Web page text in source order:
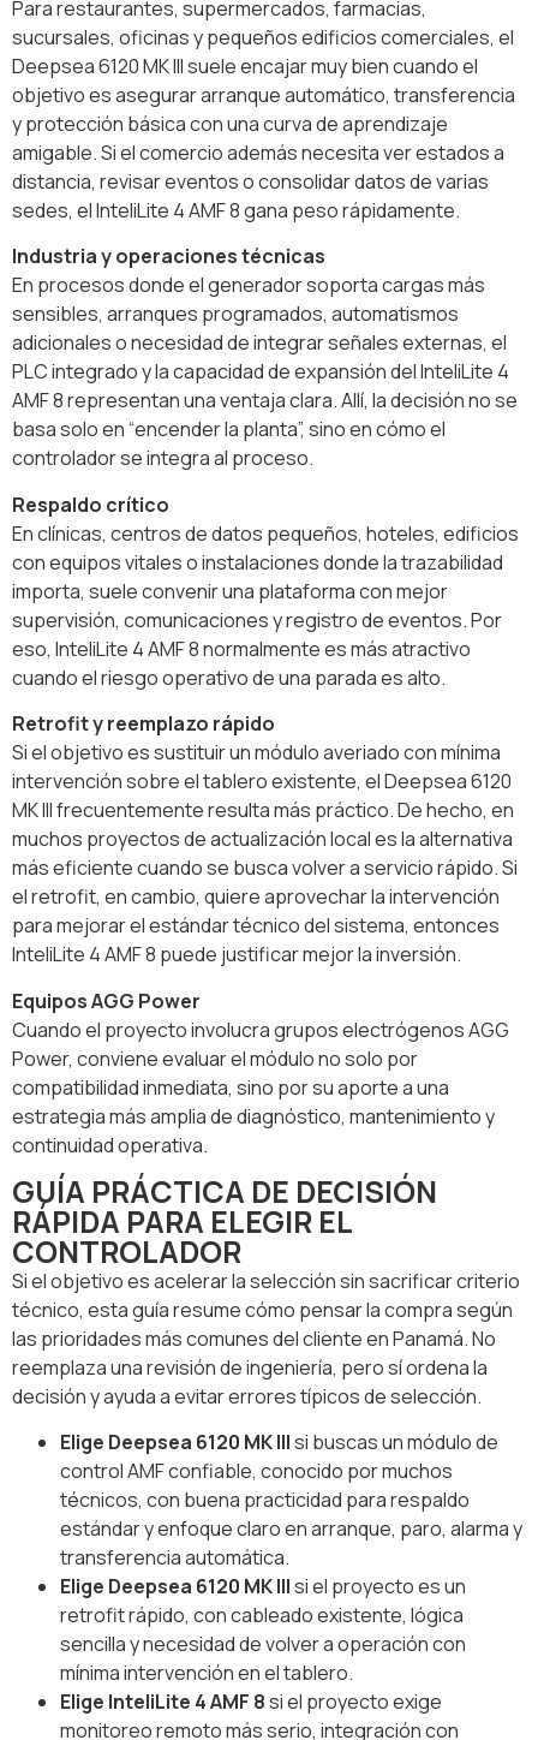
Para restaurantes, supermercados, farmacias,
sucursales, oficinas y pequeños edificios comerciales, el
Deepsea 6120 MK III suele encajar muy bien cuando el
objetivo es asegurar arranque automático, transferencia
y protección básica con una curva de aprendizaje
amigable. Si el comercio además necesita ver estados a
distancia, revisar eventos o consolidar datos de varias
sedes, el InteliLite 4 AMF 8 gana peso rápidamente.
Industria y operaciones técnicas
En procesos donde el generador soporta cargas más
sensibles, arranques programados, automatismos
adicionales o necesidad de integrar señales externas, el
PLC integrado y la capacidad de expansión del InteliLite 4
AMF 8 representan una ventaja clara. Allí, la decisión no se
basa solo en “encender la planta”, sino en cómo el
controlador se integra al proceso.
Respaldo crítico
En clínicas, centros de datos pequeños, hoteles, edificios
con equipos vitales o instalaciones donde la trazabilidad
importa, suele convenir una plataforma con mejor
supervisión, comunicaciones y registro de eventos. Por
eso, InteliLite 4 AMF 8 normalmente es más atractivo
cuando el riesgo operativo de una parada es alto.
Retrofit y reemplazo rápido
Si el objetivo es sustituir un módulo averiado con mínima
intervención sobre el tablero existente, el Deepsea 6120
MK III frecuentemente resulta más práctico. De hecho, en
muchos proyectos de actualización local es la alternativa
más eficiente cuando se busca volver a servicio rápido. Si
el retrofit, en cambio, quiere aprovechar la intervención
para mejorar el estándar técnico del sistema, entonces
InteliLite 4 AMF 8 puede justificar mejor la inversión.
Equipos AGG Power
Cuando el proyecto involucra grupos electrógenos AGG
Power, conviene evaluar el módulo no solo por
compatibilidad inmediata, sino por su aporte a una
estrategia más amplia de diagnóstico, mantenimiento y
continuidad operativa.
GUÍA PRÁCTICA DE DECISIÓN
RÁPIDA PARA ELEGIR EL
CONTROLADOR
Si el objetivo es acelerar la selección sin sacrificar criterio
técnico, esta guía resume cómo pensar la compra según
las prioridades más comunes del cliente en Panamá. No
reemplaza una revisión de ingeniería, pero sí ordena la
decisión y ayuda a evitar errores típicos de selección.
Elige Deepsea 6120 MK IIIsi buscas un módulo de
control AMF confiable, conocido por muchos
técnicos, con buena practicidad para respaldo
estándar y enfoque claro en arranque, paro, alarma y
transferencia automática.
Elige Deepsea 6120 MK IIIsi el proyecto es un
retrofit rápido, con cableado existente, lógica
sencilla y necesidad de volver a operación con
mínima intervención en el tablero.
Elige InteliLite 4 AMF 8si el proyecto exige
monitoreo remoto más serio, integración con